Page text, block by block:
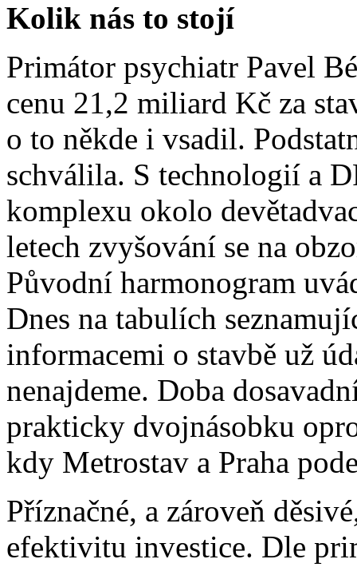
Kolik nás to stojí
Primátor psychiatr Pavel
cenu 21,2 miliard Kč za
o to někde i vsadil.
schválila. S technologií a
komplexu okolo
letech zvyšování se na
Původní harmonogram
Dnes na tabulích
informacemi o stavbě už
nenajdeme. Doba
prakticky dvojnásobku
kdy Metrostav a Praha
Příznačné, a zároveň
efektivitu investice. Dle